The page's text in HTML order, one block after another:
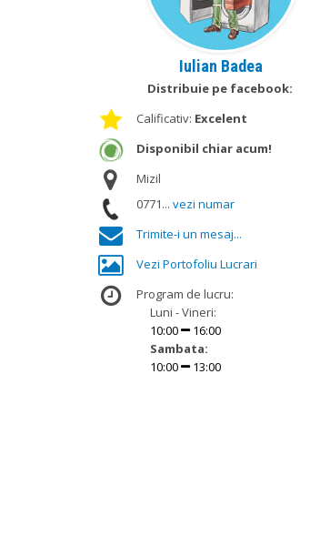
Iulian Badea
Distribuie pe facebook:
Calificativ: Excelent
Disponibil chiar acum!
Mizil
0771... vezi numar
Trimite-i un mesaj...
Vezi Portofoliu Lucrari
Program de lucru:
Luni - Vineri:
10:00
16:00
Sambata:
10:00
13:00